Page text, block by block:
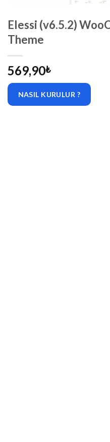
Elessi (v6.5.2)
Theme
569,90₺
NASIL KURULUR ?